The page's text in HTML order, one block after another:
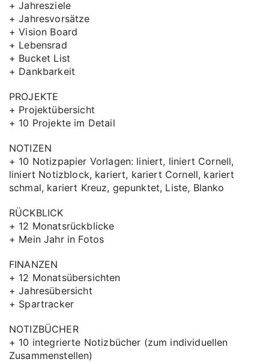
+ Jahresziele
+ Jahresvorsätze
+ Vision Board
+ Lebensrad
+ Bucket List
+ Dankbarkeit
PROJEKTE
+ Projektübersicht
+ 10 Projekte im Detail
NOTIZEN
+ 10 Notizpapier Vorlagen: liniert, liniert Cornell,
liniert Notizblock, kariert, kariert Cornell, kariert
schmal, kariert Kreuz, gepunktet, Liste, Blanko
RÜCKBLICK
+ 12 Monatsrückblicke
+ Mein Jahr in Fotos
FINANZEN
+ 12 Monatsübersichten
+ Jahresübersicht
+ Spartracker
NOTIZBÜCHER
+ 10 integrierte Notizbücher (zum individuellen
Zusammenstellen)